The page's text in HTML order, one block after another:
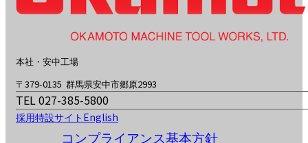
本社・安中工場
〒379-0135 群馬県安中市郷原2993
TEL 027-385-5800
採用特設サイト English
コンプライアンス基本方針